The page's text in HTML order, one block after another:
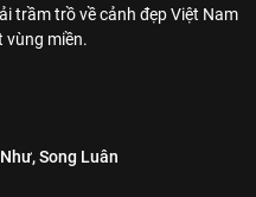
trầm trồ về cảnh đẹp Việt Nam
vùng miền.
Song Luân